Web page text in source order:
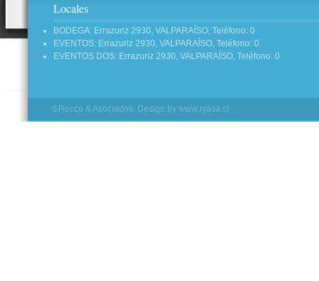
Locales
BODEGA: Errazuriz 2930, VALPARAÍSO, Teléfono: 0
EVENTOS: Errazuriz 2930, VALPARAÍSO, Teléfono: 0
EVENTOS DOS: Errazuriz 2930, VALPARAÍSO, Teléfono: 0
©Rocco & Asociados. Design by www.ryasa.cl